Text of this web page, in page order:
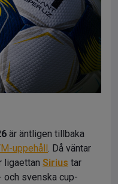
är äntligen tillbaka
uppehåll . Då väntar
ligaettan Sirius tar
och svenska cup-